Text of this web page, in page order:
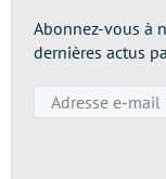
Abonnez-vous à
dernières actus